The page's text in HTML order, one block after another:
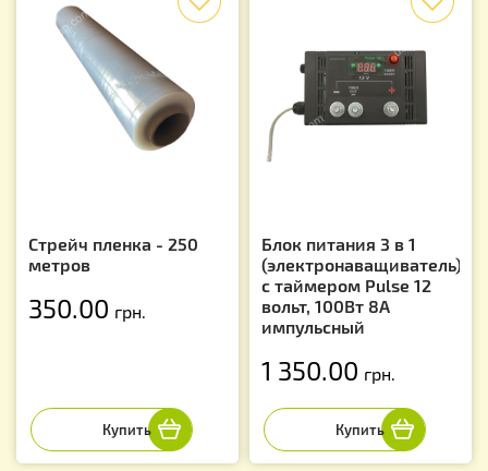
Стрейч пленка - 250
метров
350.00 грн.
Блок питания 3 в 1
(электронаващиватель)
с таймером Pulse 12
вольт, 100Вт 8А
импульсный
1 350.00 грн.